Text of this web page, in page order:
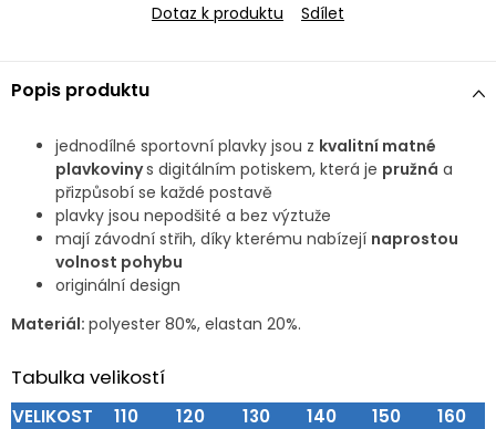
Dotaz k produktu Sdílet
Popis produktu
jednodílné sportovní plavky jsou z kvalitní matné
plavkovinys digitálním potiskem, která je pružná a
přizpůsobí se každé postavě
plavky jsou nepodšité a bez výztuže
mají závodní střih, díky kterému nabízejí naprostou
volnost pohybu
originální design
Materiál: polyester 80%, elastan 20%.
Tabulka velikostí
VELIKOST 110 120 130 140 150 160